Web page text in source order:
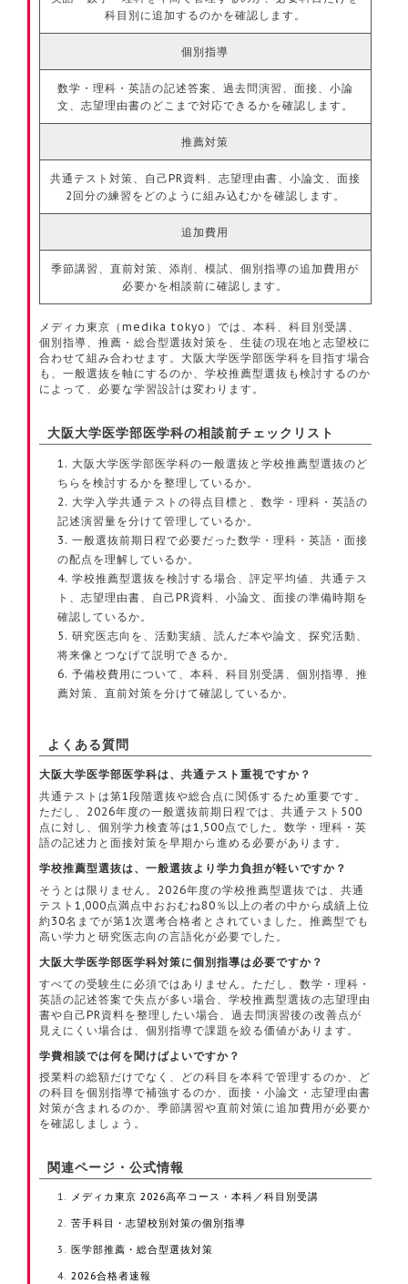
科目別に追加するのかを確認します。
個別指導
数学・理科・英語の記述答案、過去問演習、面接、小論
文、志望理由書のどこまで対応できるかを確認します。
推薦対策
共通テスト対策、自己PR資料、志望理由書、小論文、面接
2回分の練習をどのように組み込むかを確認します。
追加費用
季節講習、直前対策、添削、模試、個別指導の追加費用が
必要かを相談前に確認します。
メディカ東京（medika tokyo）では、本科、科目別受講、
個別指導、推薦・総合型選抜対策を、生徒の現在地と志望校に
合わせて組み合わせます。大阪大学医学部医学科を目指す場合
も、一般選抜を軸にするのか、学校推薦型選抜も検討するのか
によって、必要な学習設計は変わります。
大阪大学医学部医学科の相談前チェックリスト
大阪大学医学部医学科の一般選抜と学校推薦型選抜のど
ちらを検討するかを整理しているか。
大学入学共通テストの得点目標と、数学・理科・英語の
記述演習量を分けて管理しているか。
一般選抜前期日程で必要だった数学・理科・英語・面接
の配点を理解しているか。
学校推薦型選抜を検討する場合、評定平均値、共通テス
ト、志望理由書、自己PR資料、小論文、面接の準備時期を
確認しているか。
研究医志向を、活動実績、読んだ本や論文、探究活動、
将来像とつなげて説明できるか。
予備校費用について、本科、科目別受講、個別指導、推
薦対策、直前対策を分けて確認しているか。
よくある質問
大阪大学医学部医学科は、共通テスト重視ですか？
共通テストは第1段階選抜や総合点に関係するため重要です。
ただし、2026年度の一般選抜前期日程では、共通テスト500
点に対し、個別学力検査等は1,500点でした。数学・理科・英
語の記述力と面接対策を早期から進める必要があります。
学校推薦型選抜は、一般選抜より学力負担が軽いですか？
そうとは限りません。2026年度の学校推薦型選抜では、共通
テスト1,000点満点中おおむね80％以上の者の中から成績上位
約30名までが第1次選考合格者とされていました。推薦型でも
高い学力と研究医志向の言語化が必要でした。
大阪大学医学部医学科対策に個別指導は必要ですか？
すべての受験生に必須ではありません。ただし、数学・理科・
英語の記述答案で失点が多い場合、学校推薦型選抜の志望理由
書や自己PR資料を整理したい場合、過去問演習後の改善点が
見えにくい場合は、個別指導で課題を絞る価値があります。
学費相談では何を聞けばよいですか？
授業料の総額だけでなく、どの科目を本科で管理するのか、ど
の科目を個別指導で補強するのか、面接・小論文・志望理由書
対策が含まれるのか、季節講習や直前対策に追加費用が必要か
を確認しましょう。
関連ページ・公式情報
メディカ東京 2026高卒コース・本科／科目別受講
苦手科目・志望校別対策の個別指導
医学部推薦・総合型選抜対策
2026合格者速報